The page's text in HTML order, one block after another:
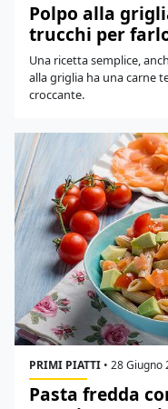
Polpo alla
trucchi per
Una ricetta semplice,
alla griglia ha una carne
croccante.
PRIMI PIATTI • 28 Giugno
Pasta fredda